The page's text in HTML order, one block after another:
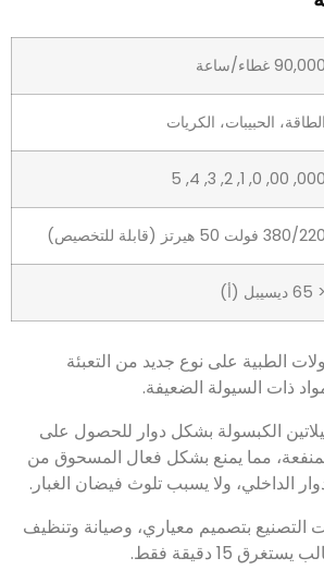
الكبسولة بشكل دوار للحصول على
مما يمنع بشكل فعال المسحوق من
الداخلي، ولا يسبب تلوث فيضان الغبار
التصنيع بتصميم معياري، وصيانة وتنظيف
يستغرق15 دقيقة فقط.
الأجزاء الرئيسية